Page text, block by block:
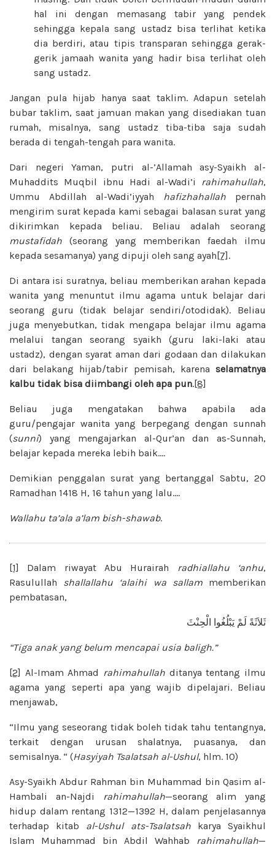
hal ini dengan memasang tabir yang pendek
sehingga kepala sang ustadz bisa terlihat ketika
dia berdiri, atau tipis transparan sehingga gerak-
gerik jamaah wanita yang hadir bisa terlihat oleh
sang ustadz.
Jangan pula hijab hanya saat taklim. Adapun setelah
bubar taklim, saat jamuan makan yang disediakan tuan
rumah, misalnya, sang ustadz tiba-tiba saja sudah
berada di tengah-tengah para wanita.
Dari negeri Yaman, putri al-’Allamah asy-Syaikh al-
Muhaddits Muqbil ibnu Hadi al-Wadi’i
rahimahullah,
Ummu Abdillah al-Wadi’iyyah
hafizhahallah pernah
mengirim surat kepada kami sebagai balasan surat yang
dikirimkan kepada beliau. Beliau adalah seorang
mustafidah (seorang yang memberikan faedah ilmu
kepada sesamanya) yang dipuji oleh sang ayah[7].
Di antara isi suratnya, beliau memberikan arahan kepada
wanita yang menuntut ilmu agama untuk belajar dari
seorang guru (tidak belajar sendiri/otodidak). Beliau
juga menyebutkan, tidak mengapa belajar ilmu agama
melalui tangan seorang syaikh (guru laki-laki atau
ustadz), dengan syarat aman dari godaan dan dilakukan
dari belakang hijab/tabir pemisah, karena selamatnya
kalbu tidak bisa diimbangi oleh apa pun.[8]
Beliau juga mengatakan bahwa apabila ada
guru/pengajar wanita yang berpegang dengan sunnah
(sunni) yang mengajarkan al-Qur’an dan as-Sunnah,
belajar kepada mereka lebih baik….
Demikian penggalan surat yang bertanggal Sabtu, 20
Ramadhan 1418 H, 16 tahun yang lalu….
Wallahu ta’ala a’lam bish-shawab.
[1] Dalam riwayat Abu Hurairah radhiallahu ‘anhu,
Rasulullah shallallahu ‘alaihi wa sallammemberikan
pembatasan,
ثَلاَثَةً لَمْ يَبْلُغُوا الْحِنْثَ
“Tiga anak yang belum mencapai usia baligh.”
[2] Al-Imam Ahmad rahimahullah ditanya tentang ilmu
agama yang seperti apa yang wajib dipelajari. Beliau
menjawab,
“Ilmu yang seseorang tidak boleh tidak tahu tentangnya,
terkait dengan urusan shalatnya, puasanya, dan
semisalnya. “ (Hasyiyah Tsalatsah al-Ushul, hlm. 10)
Asy-Syaikh Abdur Rahman bin Muhammad bin Qasim al-
Hambali an-Najdi
rahimahullah—seorang alim yang
hidup dalam rentang 1312—1392 H, dalam penjelasannya
terhadap kitab al-Ushul ats-Tsalatsah karya Syaikhul
Islam Muhammad bin Abdil Wahhab
rahimahullah—